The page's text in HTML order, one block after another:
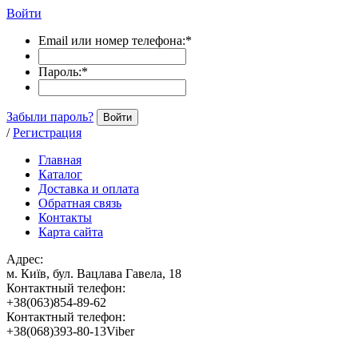
Войти
Email или номер телефона:*
Пароль:*
Забыли пароль? Войти
/ Регистрация
Главная
Каталог
Доставка и оплата
Обратная связь
Контакты
Карта сайта
Адрес:
м. Київ, бул. Вацлава Гавела, 18
Контактный телефон:
+38(063)854-89-62
Контактный телефон:
+38(068)393-80-13Viber